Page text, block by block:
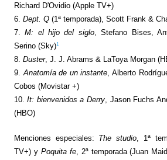
Richard D'Ovidio (Apple TV+)
6. Dept. Q(1ª temporada), Scott Frank &
7.M: el hijo del siglo, Stefano Bises,
Serino (Sky)1
8. Duster, J. J. Abrams & LaToya Morgan
9.Anatomía de un instante, Alberto
Cobos (Movistar +)
10.It: bienvenidos a Derry, Jason Fuchs
(HBO)
Menciones especiales: The studio, 1ª
TV+) y Poquita fe, 2ª temporada (Juan